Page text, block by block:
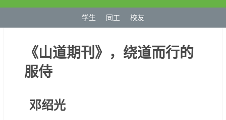
学生 同工 校友
《山道期刊》，绕道而行的
服侍
邓绍光